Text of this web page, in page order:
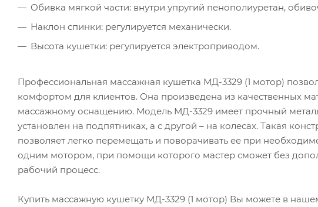
Обивка мягкой части: внутри упругий пенополиуретан,
Наклон спинки: регулируется механически.
Высота кушетки: регулируется электроприводом.
Профессиональная массажная кушетка МД-3329 (1 мотор)
комфортом для клиентов. Она произведена из качественных
массажному оснащению. Модель МД-3329 имеет прочный
установлен на подпятниках, а с другой – на колесах. Такая
позволяет легко перемещать и поворачивать ее при
одним мотором, при помощи которого мастер сможет без
рабочий процесс.
Купить массажную кушетку МД-3329 (1 мотор) Вы можете в